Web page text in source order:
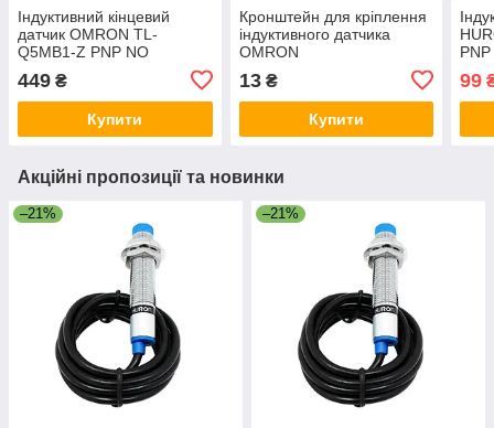
Індуктивний кінцевий
датчик OMRON TL-
Q5MB1-Z PNP NO
449 ₴
Купити
Кронштейн для кріплення
індуктивного датчика
OMRON
13₴
Купити
PNP
99
Акційні пропозиції та новинки
–21% –21%